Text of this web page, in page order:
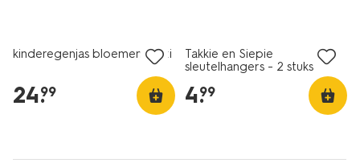
kinderegenjas bloemen multi
24.
99
Takkie en Siepie
sleutelhangers - 2 stuks
4.
99